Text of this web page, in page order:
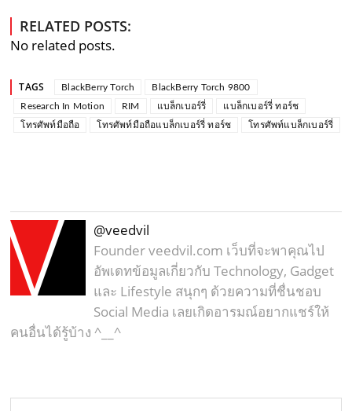
RELATED POSTS:
No related posts.
TAGS BlackBerry Torch
BlackBerry Torch 9800
Research In Motion
RIM แบล็กเบอร์รี่
แบล็กเบอร์รี่ ทอร์ช
โทรศัพท์มือถือ
โทรศัพท์มือถือแบล็กเบอร์รี่ ทอร์ช โทรศัพท์แบล็กเบอร์รี่
@veedvil
Founder veedvil.com เว็บที่จะพาคุณไป
อัพเดทข้อมูลเกี่ยวกับ Technology, Gadget
และ Lifestyle สนุกๆ ด้วยความที่ชื่นชอบ
Social Media เลยเกิดอารมณ์อยากแชร์ให้
คนอื่นได้รู้บ้าง ^__^